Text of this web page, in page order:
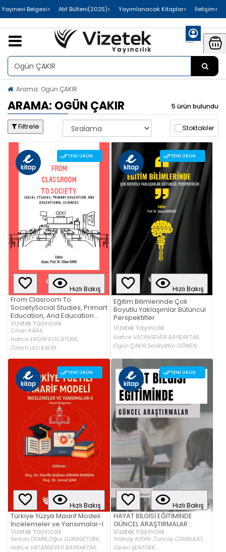
>İletişim
>Yayımlanacak Kitaplar
>Atıf Bülteni(2025)
>Uluslararası Yayınevi Belgesi
Arama: Ogün ÇAKIR
ARAMA: OGÜN ÇAKIR 5 ürün bulundu
Filtrele Stoktakiler
YENI ÜRÜN
Hızlı Bakış
From Clasroom To
SocıetySocial Studies, Primart
Education, And Education
Sciences
Vizetek Yayıncılık
Cihan KARA,
Hatice ERGIN KOCATÜRK,
Özlem ULU KALIN...
YENI ÜRÜN
Hızlı Bakış
Eğitim Bilimlerinde Çok
Boyutlu Yaklaşımlar Bütüncül
Perspektifler
Vizetek Yayıncılık
Hatice VATANSEVER BAYRAKTAR,
Ogün ÇAKIR,Selahattin GÖNEN...
YENI ÜRÜN
Hızlı Bakış
Türkiye Yüzyılı Maarif Modeli:
İncelemeler ve Yansımalar-I
Vizetek Yayıncılık
Serkan DEMİR,Oğuz GÜRBÜZTÜRK,
Hatice VATANSEVER BAYRAKTAR...
YENI ÜRÜN
Hızlı Bakış
HAYAT BİLGİSİ EĞİTİMİNDE
GÜNCEL ARAŞTIRMALAR
Vizetek Yayıncılık
Yıldıray AYDIN ,Tuncay CANBULAT,
Ceren ŞENTÜRK...